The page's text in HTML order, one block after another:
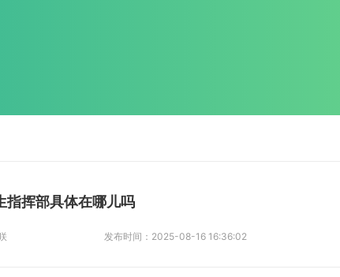
指挥部具体在哪儿吗
发布时间： 2025-08-16 16:36:02